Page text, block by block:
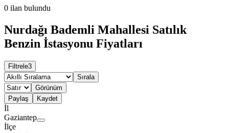
0 ilan bulundu
Nurdağı Bademli Mahallesi Satılık
Benzin İstasyonu Fiyatları
Filtrele3
Sırala
Görünüm
Paylaş
Kaydet
İl
Gaziantep
İlçe